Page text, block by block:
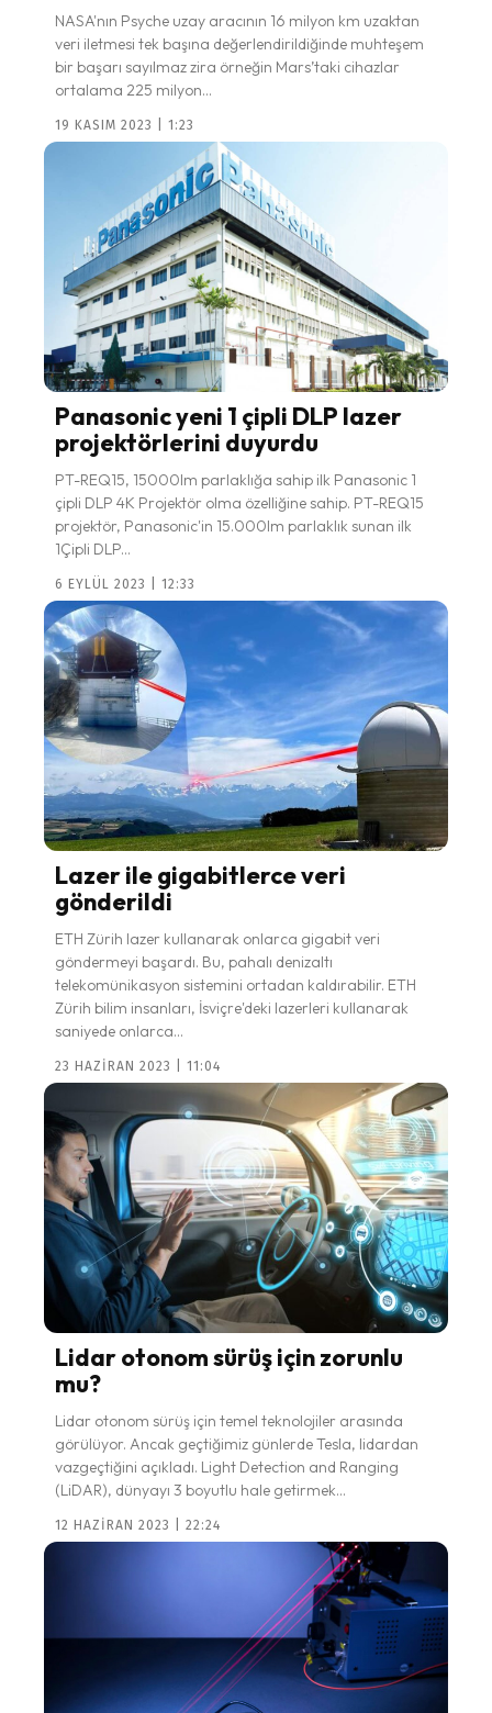
NASA'nın Psyche uzay aracının 16 milyon km uzaktan
veri iletmesi tek başına değerlendirildiğinde muhteşem
bir başarı sayılmaz zira örneğin Mars’taki cihazlar
ortalama 225 milyon...
19 KASIM 2023 | 1:23
Panasonic yeni 1 çipli DLP lazer
projektörlerini duyurdu
PT-REQ15, 15000lm parlaklığa sahip ilk Panasonic 1
çipli DLP 4K Projektör olma özelliğine sahip. PT-REQ15
projektör, Panasonic'in 15.000lm parlaklık sunan ilk
1Çipli DLP...
6 EYLÜL 2023 | 12:33
Lazer ile gigabitlerce veri
gönderildi
ETH Zürih lazer kullanarak onlarca gigabit veri
göndermeyi başardı. Bu, pahalı denizaltı
telekomünikasyon sistemini ortadan kaldırabilir. ETH
Zürih bilim insanları, İsviçre'deki lazerleri kullanarak
saniyede onlarca...
23 HAZIRAN 2023 | 11:04
Lidar otonom sürüş için zorunlu
mu?
Lidar otonom sürüş için temel teknolojiler arasında
görülüyor. Ancak geçtiğimiz günlerde Tesla, lidardan
vazgeçtiğini açıkladı. Light Detection and Ranging
(LiDAR), dünyayı 3 boyutlu hale getirmek...
12 HAZIRAN 2023 | 22:24